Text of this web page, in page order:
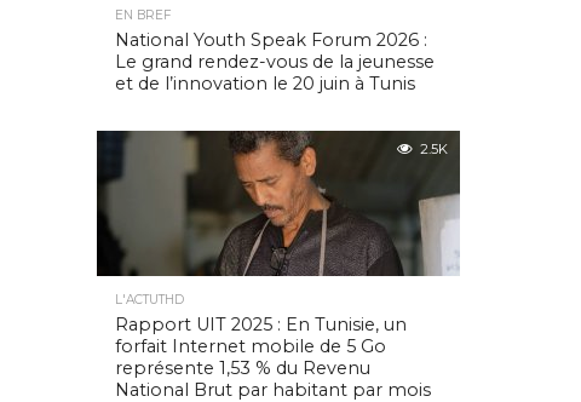
EN BREF
National Youth Speak Forum 2026 :
Le grand rendez-vous de la jeunesse
et de l’innovation le 20 juin à Tunis
2.5K
L'ACTUTHD
Rapport UIT 2025 : En Tunisie, un
forfait Internet mobile de 5 Go
représente 1,53 % du Revenu
National Brut par habitant par mois